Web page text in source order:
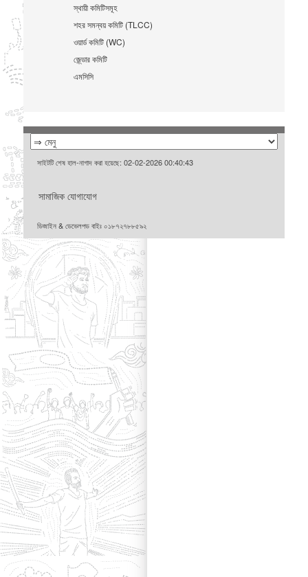
স্থায়ী কমিটিসমূহ
শহর সমন্বয় কমিটি (TLCC)
ওয়ার্ড কমিটি (WC)
জে্ন্ডার কমিটি
এমসিসি
সাইটটি শেষ হাল-নাগাদ করা হয়েছে: 02-02-2026 00:40:43
সামাজিক যোগাযোগ
ডিজাইন & ডেভেলপড বাইঃ ০১৮৭২৭৮৮৫৯২